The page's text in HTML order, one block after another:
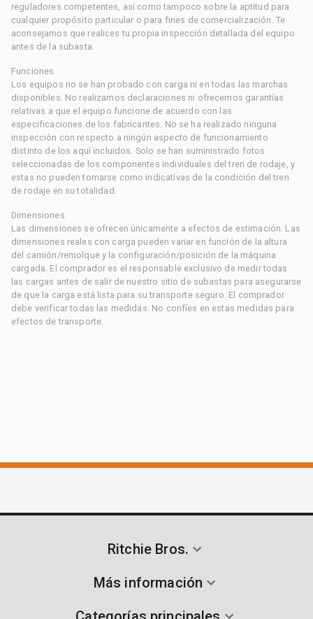
reguladores competentes, así como tampoco sobre la aptitud para
cualquier propósito particular o para fines de comercialización. Te
aconsejamos que realices tu propia inspección detallada del equipo
antes de la subasta.
Funciones
Los equipos no se han probado con carga ni en todas las marchas
disponibles. No realizamos declaraciones ni ofrecemos garantías
relativas a que el equipo funcione de acuerdo con las
especificaciones de los fabricantes. No se ha realizado ninguna
inspección con respecto a ningún aspecto de funcionamiento
distinto de los aquí incluidos. Solo se han suministrado fotos
seleccionadas de los componentes individuales del tren de rodaje, y
estas no pueden tomarse como indicativas de la condición del tren
de rodaje en su totalidad.
Dimensiones
Las dimensiones se ofrecen únicamente a efectos de estimación. Las
dimensiones reales con carga pueden variar en función de la altura
del camión/remolque y la configuración/posición de la máquina
cargada. El comprador es el responsable exclusivo de medir todas
las cargas antes de salir de nuestro sitio de subastas para asegurarse
de que la carga está lista para su transporte seguro. El comprador
debe verificar todas las medidas. No confíes en estas medidas para
efectos de transporte.
Ritchie Bros.
Más información